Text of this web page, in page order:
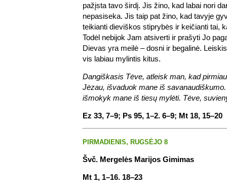
pažįsta tavo širdį. Jis žino, kad labai nori
nepasiseka. Jis taip pat žino, kad tavyje
teikianti dieviškos stiprybės ir keičianti tai,
Todėl nebijok Jam atsiverti ir prašyti Jo
Dievas yra meilė – dosni ir begalinė.
vis labiau mylintis kitus.
Dangiškasis Tėve, atleisk man, kad
Jėzau, išvaduok mane iš
išmokyk mane iš tiesų mylėti. Tėve,
Ez 33, 7–9; Ps 95, 1–2. 6–9; Mt 18, 15–20
PIRMADIENIS, RUGSĖJO 8
Švč. Mergelės Marijos Gimimas
Mt 1, 1–16. 18–23